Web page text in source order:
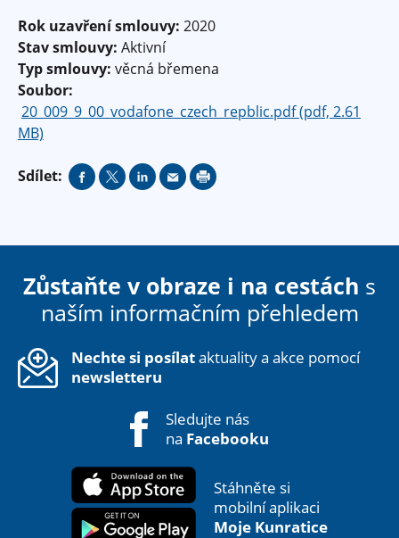
Rok uzavření smlouvy: 2020
Stav smlouvy: Aktivní
Typ smlouvy: věcná břemena
Soubor:
20_009_9_00_vodafone_czech_repblic.pdf (pdf, 2.61
MB)
Sdílet:
Zůstaňte v obraze i na cestách s
naším informačním přehledem
Nechte si posílataktuality a akce pomocí
newsletteru
Sledujte nás
na Facebooku
Stáhněte si
mobilní aplikaci
Moje Kunratice